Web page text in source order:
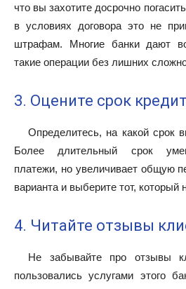
что вы захотите досрочно
в условиях договора это не
штрафам. Многие банки дают
такие операции без лишних
3. Оцените срок
Определитесь, на какой срок
Более длительный срок
платежи, но увеличивает общую
варианта и выберите тот, который
4. Читайте отзывы
Не забывайте про отзывы
пользовались услугами этого